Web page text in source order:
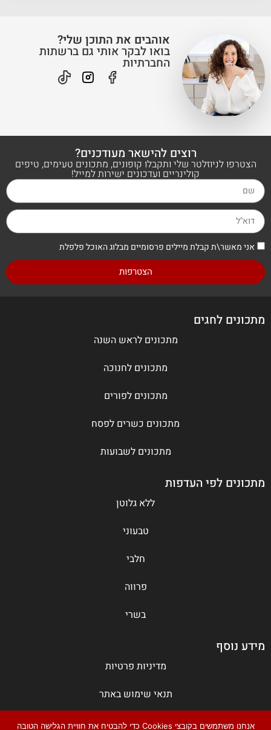
אוהבים את התוכן שלי?
בואו לבקר אותי גם ברשתות
החברתיות
רוצים להישאר מעודכנים?
הצטרפו לניוזלטר שלי ותקבלו קופונים, מתכונים טעימים, טיפים
קולינריים ועדכונים ישירות למייל!
אני מאשר\ת קבלת מיילים פרסומיים מבלוג האוכל פלפלת
הצטרפות
מתכונים לחגים
מתכונים לראש השנה
מתכונים לחנוכה
מתכונים לפורים
מתכונים כשרים לפסח
מתכונים לשבועות
מתכונים לפי העדפות
ללא גלוטן
טבעוני
חלבי
פרווה
בשרי
מידע נוסף
מדיניות פרטיות
תנאי שימוש באתר
צור קשר
אנחנו משתמשים בקובצי Cookies כדי להבטיח את חוויית הגלישה הטובה